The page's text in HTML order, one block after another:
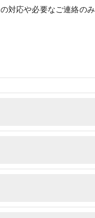
対応や必要なご連絡のみ